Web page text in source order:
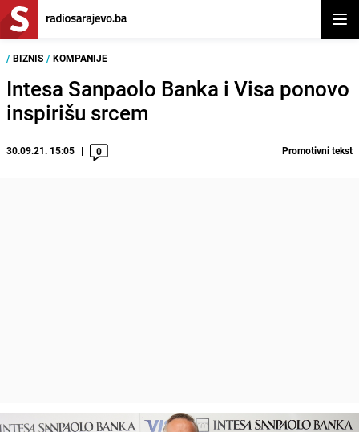
/ BIZNIS / KOMPANIJE
Intesa Sanpaolo Banka i Visa ponovo
inspirišu srcem
30.09.21. 15:05 0 Promotivni tekst